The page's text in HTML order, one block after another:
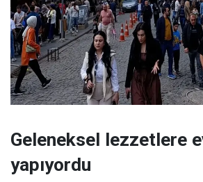
Geleneksel lezzetlere
yapıyordu